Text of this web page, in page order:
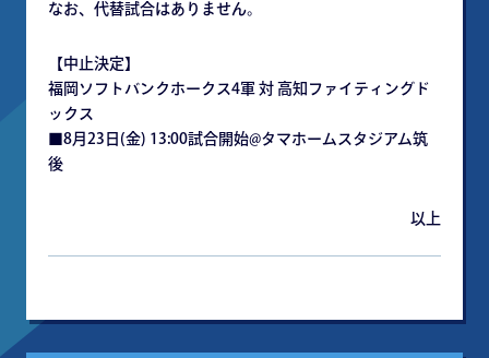
なお、代替試合はありません。
【中止決定】
福岡ソフトバンクホークス4軍 対 高知ファイティングド
ックス
■8月23日(金) 13:00試合開始@タマホームスタジアム筑
後
以上